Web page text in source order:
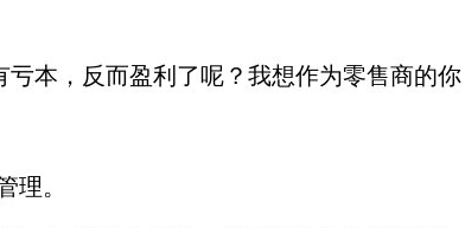
本，反而盈利了呢？我想作为零售商的你
。